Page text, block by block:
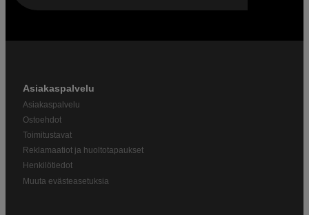
Asiakaspalvelu
Asiakaspalvelu
Ostoehdot
Toimitustavat
Reklamaatiot ja huoltotapaukset
Henkilötiedot
Muuta evästeasetuksia